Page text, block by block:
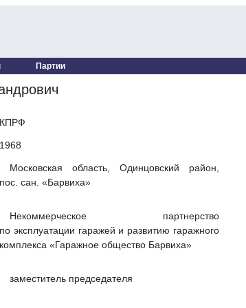
Партии
КПРФ
1968
Московская область, Одинцовский район,
пос. сан. «Барвиха»
Некоммерческое партнерство
по эксплуатации гаражей и развитию гаражного
комплекса «Гаражное общество Барвиха»
заместитель председателя